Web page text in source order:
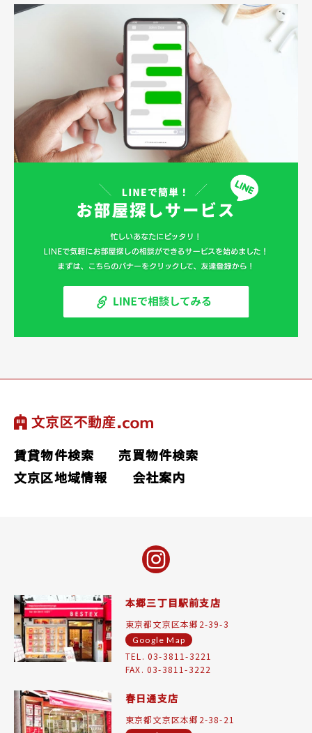
賃貸物件検索
売買物件検索
文京区地域情報
会社案内
本郷三丁目駅前支店
東京都文京区本郷2-39-3
Google Map
TEL. 03-3811-3221
FAX. 03-3811-3222
春日通支店
東京都文京区本郷2-38-21